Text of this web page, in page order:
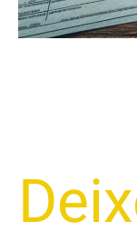
Transporte
2025